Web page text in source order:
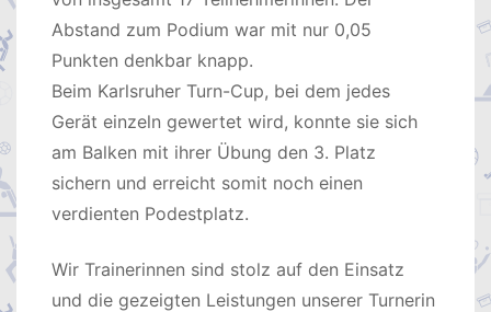
Abstand zum Podium war mit nur 0,05
Punkten denkbar knapp.
Beim Karlsruher Turn-Cup, bei dem jedes
Gerät einzeln gewertet wird, konnte sie sich
am Balken mit ihrer Übung den 3. Platz
sichern und erreicht somit noch einen
verdienten Podestplatz.
Wir Trainerinnen sind stolz auf den Einsatz
und die gezeigten Leistungen unserer Turnerin